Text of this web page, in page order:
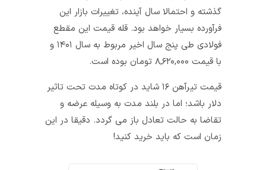
گذشته و احتمالا سال آینده، تغییرات بازار این
فرآورده بسیار خواهد بود. قله قیمت این مقطع
فولادی طی پنج سال اخیر مربوط به سال ۱۴۰۱ و
قیمت تیرآهن ۱۶ شاید در کوتاه مدت تحت تاثیر
دلار باشد؛ اما در بلند مدت به وسیله عرضه و
تقاضا به حالت تعادل باز می‌ گردد. دقیقا در این
زمان است که باید خرید کنید!